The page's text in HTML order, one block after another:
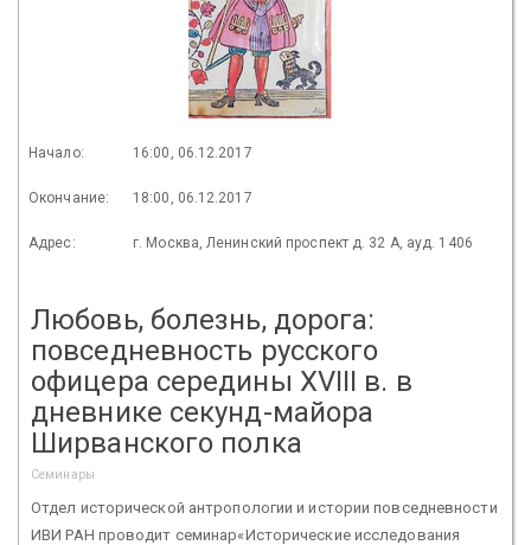
Начало: 16:00, 06.12.2017
Окончание: 18:00, 06.12.2017
Адрес: г. Москва, Ленинский проспект д. 32 А, ауд. 1406
Любовь, болезнь, дорога:
повседневность русского
офицера середины XVIII в. в
дневнике секунд-майора
Ширванского полка
Семинары
Отдел исторической антропологии и истории повседневности
ИВИ РАН проводит семинар«Исторические исследования